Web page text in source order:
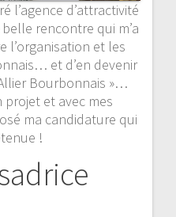
l’agence d’attractivité
rencontre qui m’a
l’organisation et les
et d’en devenir
Bourbonnais »…
et avec mes
ma candidature qui
!